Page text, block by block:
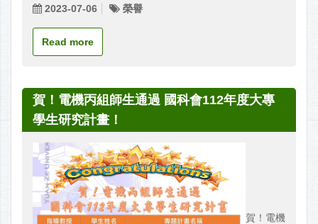
2023-07-06 榮譽
Read more
賀！電機丙組師生通過 國科會112年度大專
學生研究計畫！
賀！電機